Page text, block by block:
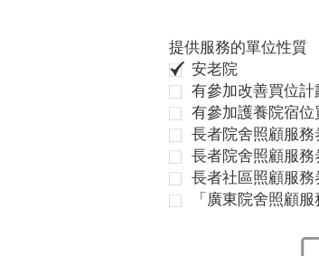
提供服務的單位性質
安老院
有參加改善買位計
有參加護養院宿
長者院舍照顧服
長者院舍照顧服
長者社區照顧服
「廣東院舍照顧